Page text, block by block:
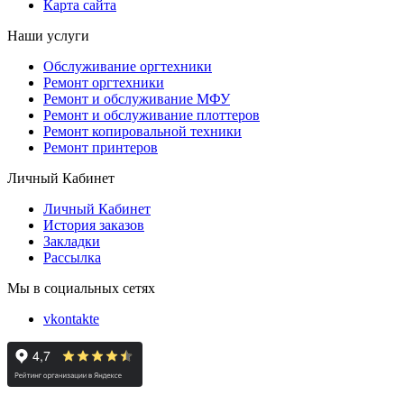
Карта сайта
Наши услуги
Обслуживание оргтехники
Ремонт оргтехники
Ремонт и обслуживание МФУ
Ремонт и обслуживание плоттеров
Ремонт копировальной техники
Ремонт принтеров
Личный Кабинет
Личный Кабинет
История заказов
Закладки
Рассылка
Мы в социальных сетях
vkontakte